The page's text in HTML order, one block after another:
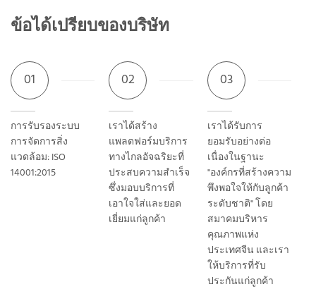
ข้อได้เปรียบของบริษัท
01
การรับรองระบบ
การจัดการสิ่ง
แวดล้อม: ISO
14001:2015
02
เราได้สร้าง
แพลตฟอร์มบริการ
ทางไกลอัจฉริยะที่
ประสบความสำเร็จ
ซึ่งมอบบริการที่
เอาใจใส่และยอด
เยี่ยมแก่ลูกค้า
03
เราได้รับการ
ยอมรับอย่างต่อ
เนื่องในฐานะ
"องค์กรที่สร้างความ
พึงพอใจให้กับลูกค้า
ระดับชาติ" โดย
สมาคมบริหาร
คุณภาพแห่ง
ประเทศจีน และเรา
ให้บริการที่รับ
ประกันแก่ลูกค้า